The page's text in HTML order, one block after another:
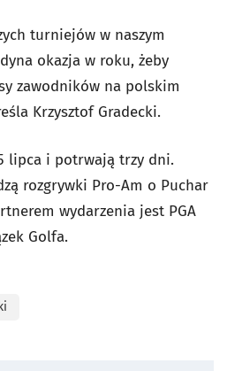
turniejów w naszym
okazja w roku, żeby
zawodników na polskim
Krzysztof Gradecki.
lipca i potrwają trzy dni.
rozgrywki Pro-Am o Puchar
wydarzenia jest PGA
Golfa.